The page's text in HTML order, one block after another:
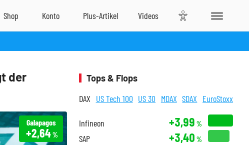
der
Galapagos
+2,64%
Tops & Flops
DAX US Tech 100 US 30 MDAX SDAX EuroStoxx
Infineon +3,99 %
SAP +3,40 %